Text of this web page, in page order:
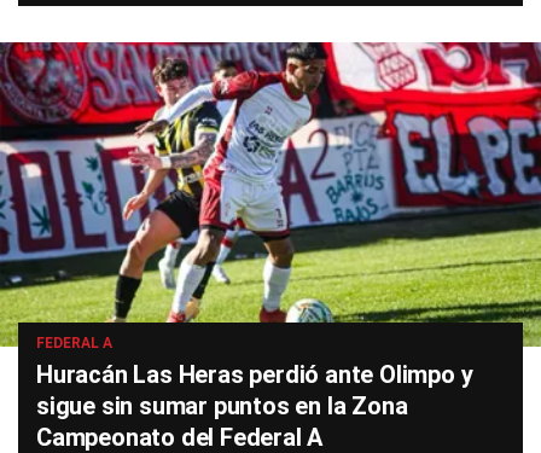
FEDERAL A
Huracán Las Heras perdió ante Olimpo y
sigue sin sumar puntos en la Zona
Campeonato del Federal A